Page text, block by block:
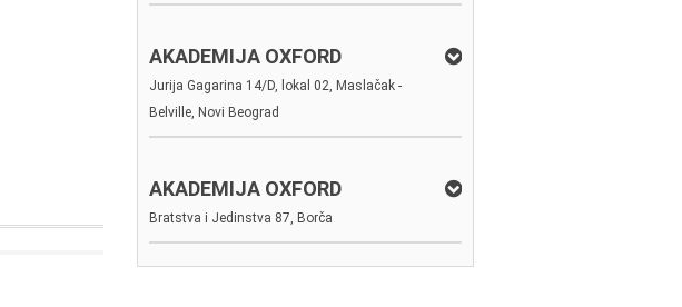
AKADEMIJA OXFORD
Jurija Gagarina 14/D, lokal 02, Maslačak -
Belville, Novi Beograd
AKADEMIJA OXFORD
Bratstva i Jedinstva 87, Borča